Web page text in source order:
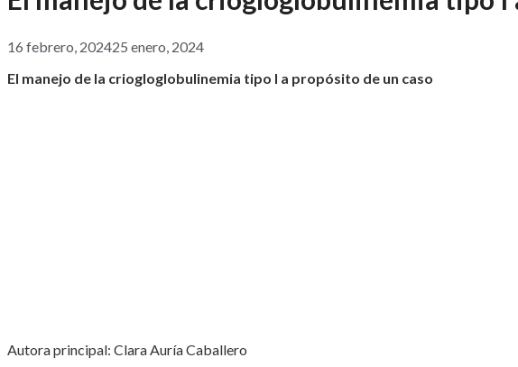
16 febrero, 202425 enero, 2024
El manejo de la criogloglobulinemia tipo I a propósito de un caso
Autora principal: Clara Auría Caballero